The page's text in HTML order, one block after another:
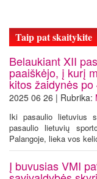
Taip pat skaitykite
Belaukiant XII
paaiškėjo, į kurį
kitos žaidynės po
2025 06 26 | Rubrika:
Iki pasaulio lietuvius
pasaulio lietuvių
Palangoje, lieka vos
Į buvusias VMI